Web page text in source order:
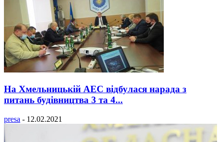
На Хмельницькій АЕС відбулася нарада з
питань будівництва 3 та 4...
presa - 12.02.2021